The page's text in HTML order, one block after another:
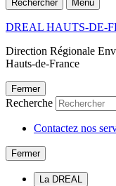
Rechercher Menu
DREAL HAUTS-DE-
Direction Régionale
Hauts-de-France
Fermer
Recherche
Contactez nos
Fermer
La DREAL